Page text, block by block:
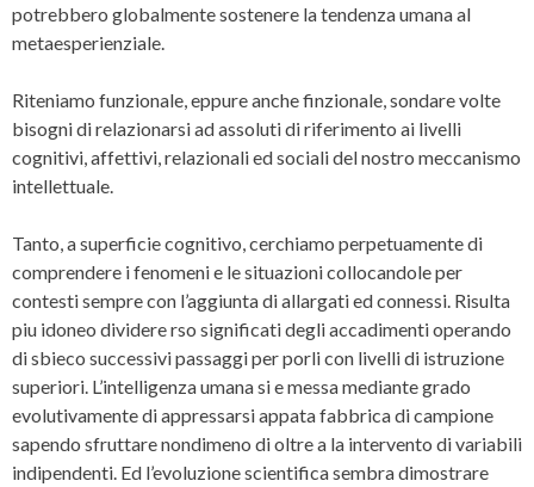
potrebbero globalmente sostenere la tendenza umana al
metaesperienziale.
Riteniamo funzionale, eppure anche finzionale, sondare volte
bisogni di relazionarsi ad assoluti di riferimento ai livelli
cognitivi, affettivi, relazionali ed sociali del nostro meccanismo
intellettuale.
Tanto, a superficie cognitivo, cerchiamo perpetuamente di
comprendere i fenomeni e le situazioni collocandole per
contesti sempre con l’aggiunta di allargati ed connessi. Risulta
piu idoneo dividere rso significati degli accadimenti operando
di sbieco successivi passaggi per porli con livelli di istruzione
superiori. L’intelligenza umana si e messa mediante grado
evolutivamente di appressarsi appata fabbrica di campione
sapendo sfruttare nondimeno di oltre a la intervento di variabili
indipendenti. Ed l’evoluzione scientifica sembra dimostrare